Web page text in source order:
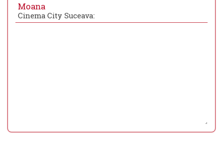
Moana
Cinema City Suceava: